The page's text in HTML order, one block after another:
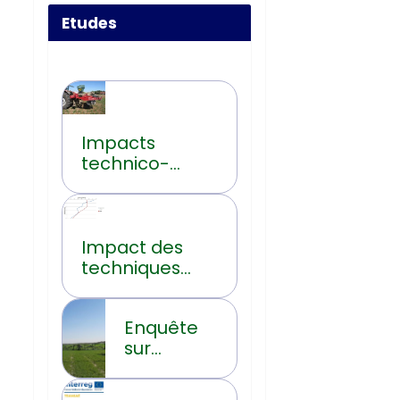
Etudes
Impacts
technico-
du non-labour
Impact des
techniques
l’évolution de
la teneur en
carbone
organique du
sol en Hainaut
Enquête
sur